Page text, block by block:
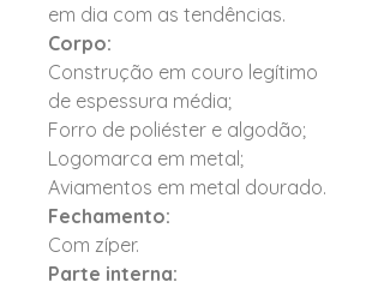
em dia com as tendências.
Corpo:
Construção em couro legítimo
de espessura média;
Forro de poliéster e algodão;
Logomarca em metal;
Aviamentos em metal dourado.
Fechamento:
Com zíper.
Parte interna: